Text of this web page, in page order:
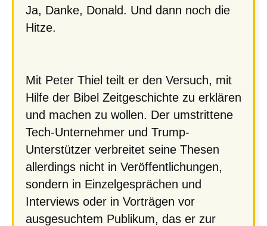
Ja, Danke, Donald. Und dann noch die
Hitze.
Mit Peter Thiel teilt er den Versuch, mit
Hilfe der Bibel Zeitgeschichte zu erklären
und machen zu wollen. Der umstrittene
Tech-Unternehmer und Trump-
Unterstützer verbreitet seine Thesen
allerdings nicht in Veröffentlichungen,
sondern in Einzelgesprächen und
Interviews oder in Vorträgen vor
ausgesuchtem Publikum, das er zur